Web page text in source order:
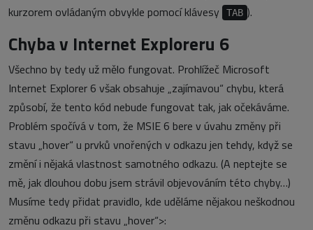
kurzorem ovládaným obvykle pomocí klávesy
TAB ).
Chyba v Internet Exploreru 6
Všechno by tedy už mělo fungovat. Prohlížeč Microsoft
Internet Explorer 6 však obsahuje „zajímavou“ chybu, která
způsobí, že tento kód nebude fungovat tak, jak očekáváme.
Problém spočívá v tom, že MSIE 6 bere v úvahu změny při
stavu „hover“ u prvků vnořených v odkazu jen tehdy, když se
změní i nějaká vlastnost samotného odkazu. (A neptejte se
mě, jak dlouhou dobu jsem strávil objevováním této chyby…)
Musíme tedy přidat pravidlo, kde uděláme nějakou neškodnou
změnu odkazu při stavu „hover“>: